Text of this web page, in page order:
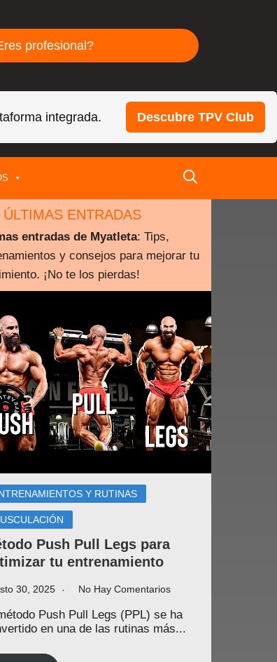
profesional?
integrada. Descubre TPV Club
ÚLTIMAS ENTRADAS
entradas de Myatleta: Tips,
y consejos para mejorar tu
¡No te los pierdas!
Y RUTINAS
Push Pull Legs para
tu entrenamiento
30, 2025 No Hay Comentarios
Push Pull Legs (PPL) se ha
en una de las rutinas más...